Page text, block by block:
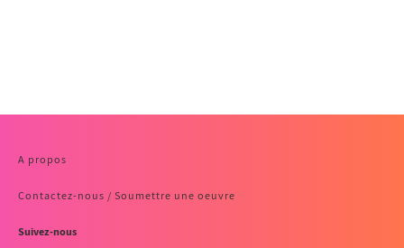
A propos
Contactez-nous / Soumettre une oeuvre
Suivez-nous